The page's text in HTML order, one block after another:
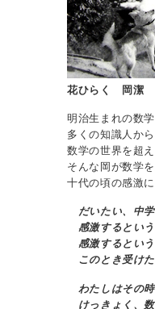
花ひらく 岡潔
明治生まれの数学
多くの知識人か
数学の世界を超
そんな岡が数学
十代の頃の感激に
だいたい、中
感激するという
感激するという
このとき受けた
わたしはその
けっきょく、数